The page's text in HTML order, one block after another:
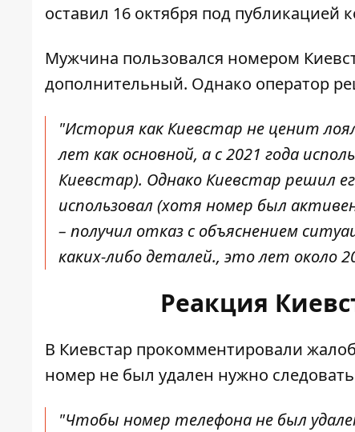
оставил 16 октября под публикацией
Мужчина пользовался номером
дополнительный. Однако оператор
"История как Киевстар не ценит
лет как основной, а с 2021 года
Киевстар). Однако Киевстар решил
использовал (хотя номер был
– получил отказ с объяснением
каких-либо деталей., это лет около
Реакция
В Киевстар прокомментировали
номер не был удален нужно
"Чтобы номер телефона не был